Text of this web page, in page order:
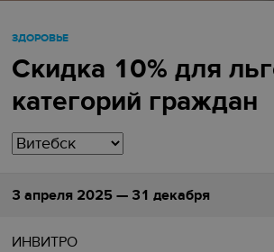
ЗДОРОВЬЕ
Скидка 10% для
категорий граждан
3 апреля 2025 — 31 декабря
ИНВИТРО